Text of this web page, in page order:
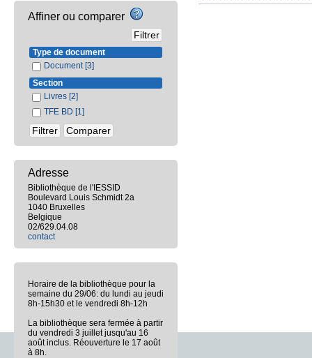
Affiner ou comparer
Type de document
Document [3]
Section
Livres [2]
TFE BD [1]
Adresse
Bibliothèque de l'IESSID
Boulevard Louis Schmidt 2a
1040 Bruxelles
Belgique
02/629.04.08
contact
Horaire de la bibliothèque pour la
semaine du 29/06: du lundi au jeudi
8h-15h30 et le vendredi 8h-12h
La bibliothèque sera fermée à partir
du vendredi 3 juillet jusqu'au 16
août inclus. Réouverture le 17 août
à 8h.